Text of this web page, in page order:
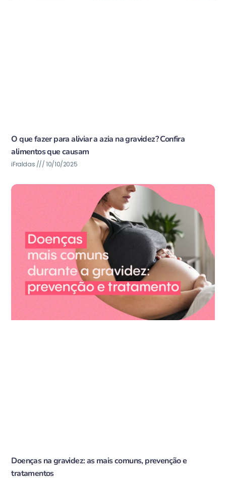
O que fazer para aliviar a azia na gravidez? Confira
alimentos que causam
iFraldas 10/10/2025
Doenças na gravidez: as mais comuns, prevenção e
tratamentos